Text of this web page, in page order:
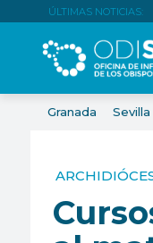
ÚLTIMAS NOTICIAS:
Granada Sevilla